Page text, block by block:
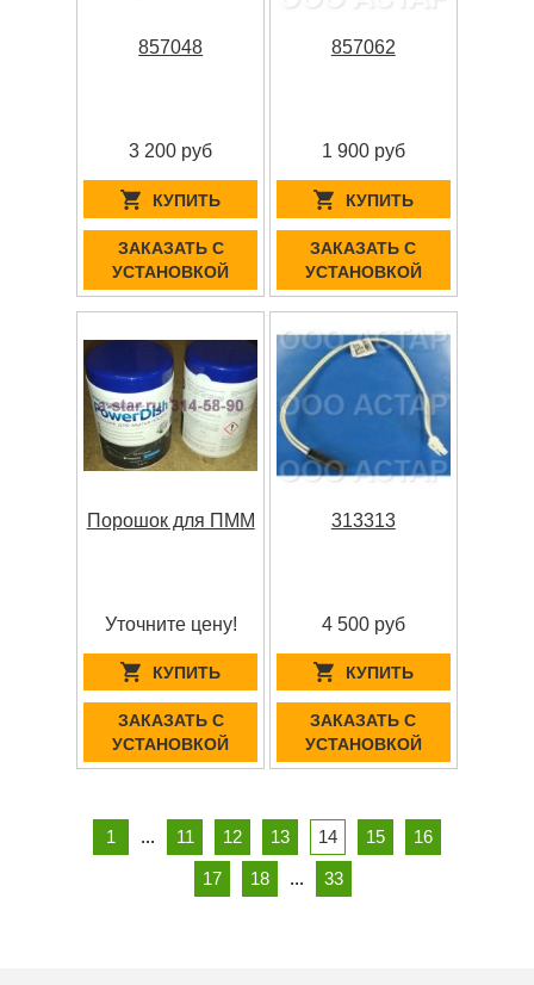
857048
3 200 руб
КУПИТЬ
ЗАКАЗАТЬ С
УСТАНОВКОЙ
857062
1 900 руб
КУПИТЬ
ЗАКАЗАТЬ С
УСТАНОВКОЙ
Порошок для ПММ
Уточните цену!
КУПИТЬ
ЗАКАЗАТЬ С
УСТАНОВКОЙ
313313
4 500 руб
КУПИТЬ
ЗАКАЗАТЬ С
УСТАНОВКОЙ
1 ... 11 12 13 14 15 16
17 18 ... 33